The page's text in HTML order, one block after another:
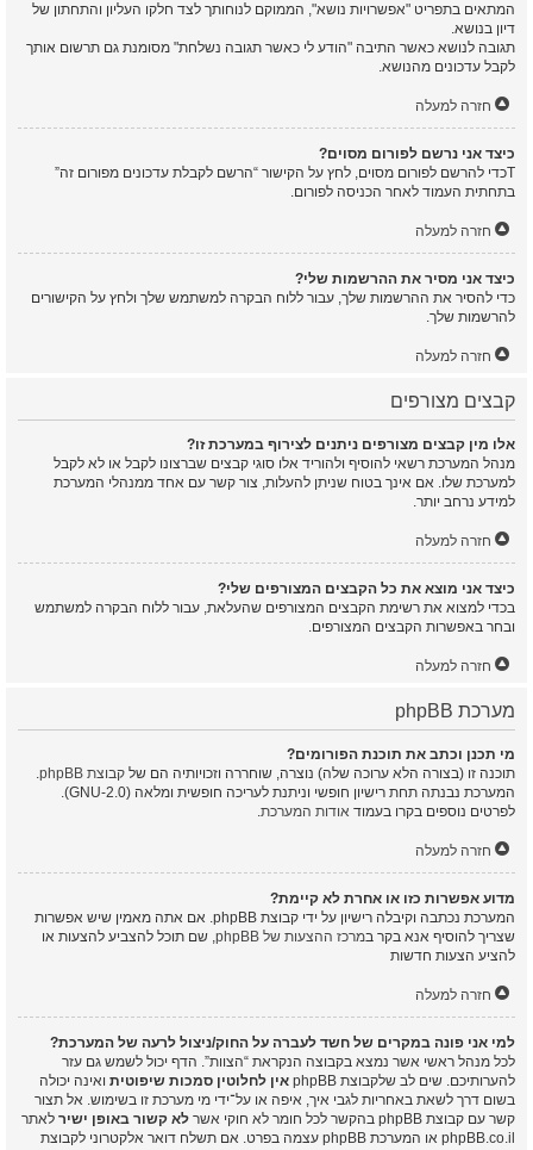
המתאים בתפריט "אפשרויות נושא", הממוקם לנוחותך לצד חלקו העליון והתחתון של
דיון בנושא.
תגובה לנושא כאשר התיבה "הודע לי כאשר תגובה נשלחת" מסומנת גם תרשום אותך
לקבל עדכונים מהנושא.
חזרה למעלה
כיצד אני נרשם לפורום מסוים?
Tכדי להרשם לפורום מסוים, לחץ על הקישור “הרשם לקבלת עדכונים מפורום זה”
בתחתית העמוד לאחר הכניסה לפורום.
חזרה למעלה
כיצד אני מסיר את ההרשמות שלי?
כדי להסיר את ההרשמות שלך, עבור ללוח הבקרה למשתמש שלך ולחץ על הקישורים
להרשמות שלך.
חזרה למעלה
קבצים מצורפים
אלו מין קבצים מצורפים ניתנים לצירוף במערכת זו?
מנהל המערכת רשאי להוסיף ולהוריד אלו סוגי קבצים שברצונו לקבל או לא לקבל
למערכת שלו. אם אינך בטוח שניתן להעלות, צור קשר עם אחד ממנהלי המערכת
למידע נרחב יותר.
חזרה למעלה
כיצד אני מוצא את כל הקבצים המצורפים שלי?
בכדי למצוא את רשימת הקבצים המצורפים שהעלאת, עבור ללוח הבקרה למשתמש
ובחר באפשרות הקבצים המצורפים.
חזרה למעלה
מערכת phpBB
מי תכנן וכתב את תוכנת הפורומים?
תוכנה זו (בצורה הלא ערוכה שלה) נוצרה, שוחררה וזכויותיה הם של קבוצת phpBB
.
המערכת נבנתה תחת רישיון חופשי וניתנת לעריכה חופשית ומלאה (GNU-2.0).
לפרטים נוספים בקרו בעמוד אודות המערכת.
חזרה למעלה
מדוע אפשרות כזו או אחרת לא קיימת?
המערכת נכתבה וקיבלה רישיון על ידי קבוצת phpBB. אם אתה מאמין שיש אפשרות
שצריך להוסיף אנא בקר במרכז ההצעות של phpBB
, שם תוכל להצביע להצעות או
להציע הצעות חדשות
חזרה למעלה
למי אני פונה במקרים של חשד לעברה על החוק/ניצול לרעה של המערכת?
לכל מנהל ראשי אשר נמצא בקבוצה הנקראת “הצוות”. הדף יכול לשמש גם עזר
להערותיכם. שים לב שלקבוצת phpBB
אין לחלוטין סמכות שיפוטית ואינה יכולה
בשום דרך לשאת באחריות לגבי איך, איפה או על־ידי מי מערכת זו בשימוש. אל תצור
קשר עם קבוצת phpBB בהקשר לכל חומר לא חוקי אשר
לא קשור באופן ישיר לאתר
phpBB.co.il או המערכת phpBB עצמה בפרט. אם תשלח דואר אלקטרוני לקבוצת